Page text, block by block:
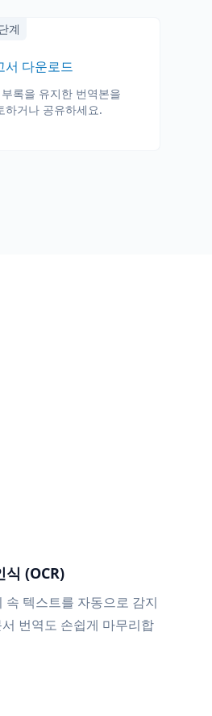
계
서 다운로드
록을 유지한 번역본을
하거나 공유하세요.
식 (OCR)
속 텍스트를 자동으로 감지
번역도 손쉽게 마무리합